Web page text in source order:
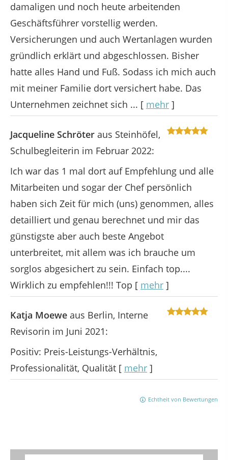
damaligen und noch heute arbeitenden
Geschäftsführer vorstellig werden.
Versicherungen und auch Wertanlagen wurden
gründlich erklärt und abgeschlossen. Bisher
hatte alles Hand und Fuß. Sodass ich mich auch
mit meiner Familie dort versichert habe. Das
Unternehmen zeichnet sich ... [ mehr ]
Jacqueline Schröter aus Steinhöfel,
Schulbegleiterin im Februar 2022:
Ich war das 1 mal dort auf Empfehlung und alle
Mitarbeiten und sogar der Chef persönlich
haben sich Zeit für mich (uns) genommen, alles
detailliert und genau berechnet und mir das
günstigste aber auch beste Angebot
unterbreitet, mit allem was ich brauche um
sorglos abgesichert zu sein. Einfach top....
Wirklich zu empfehlen!!! Top [ mehr ]
Katja Moewe aus Berlin, Interne
Revisorin im Juni 2021:
Positiv: Preis-Leistungs-Verhältnis,
Professionalität, Qualität [ mehr ]
Echtheit von Bewertungen